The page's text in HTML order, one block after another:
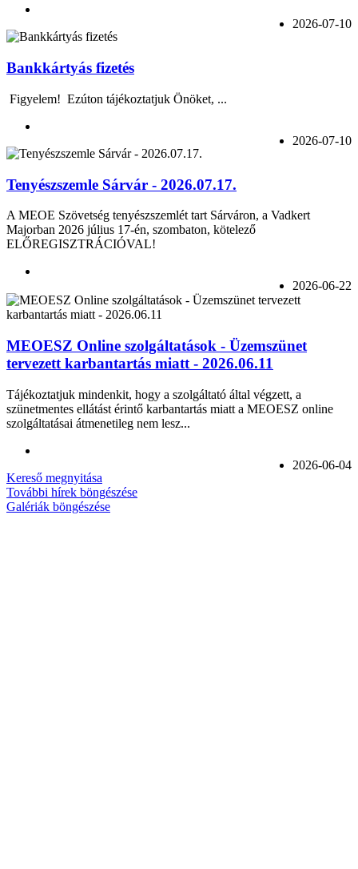
2026-07-10
Bankkártyás fizetés
Figyelem! Ezúton tájékoztatjuk Önöket, ...
2026-07-10
Tenyészszemle Sárvár - 2026.07.17.
A MEOE Szövetség tenyészszemlét tart Sárváron, a Vadkert
Majorban 2026 július 17-én, szombaton, kötelező
ELŐREGISZTRÁCIÓVAL!
2026-06-22
MEOESZ Online szolgáltatások - Üzemszünet
tervezett karbantartás miatt - 2026.06.11
Tájékoztatjuk mindenkit, hogy a szolgáltató által végzett, a
szünetmentes ellátást érintő karbantartás miatt a MEOESZ online
szolgáltatásai átmenetileg nem lesz...
2026-06-04
Kereső megnyitása
További hírek böngészése
Galériák böngészése